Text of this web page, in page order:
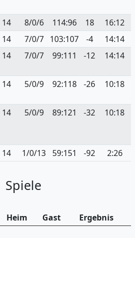
14 8/0/6 114:96 18
16:12
14 7/0/7 103:107 -4
14:14
14 7/0/7 99:111 -12 14:14
14 5/0/9 92:118 -26 10:18
14 5/0/9 89:121 -32 10:18
14 1/0/13 59:151 -92 2:26
Spiele
Heim Gast Ergebnis